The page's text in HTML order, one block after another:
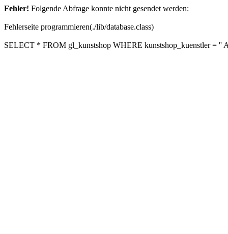
Fehler! Folgende Abfrage konnte nicht gesendet werden:
Fehlerseite programmieren(./lib/database.class)
SELECT * FROM gl_kunstshop WHERE kunstshop_kuenstler = ''